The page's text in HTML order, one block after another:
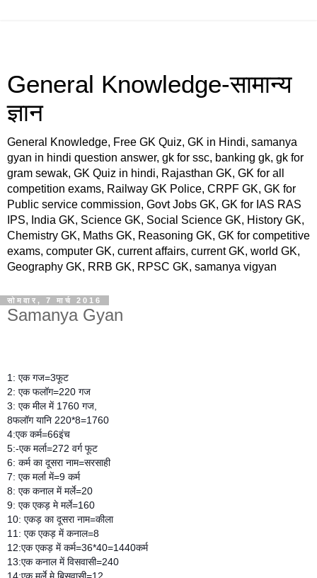
General Knowledge-सामान्य
ज्ञान
General Knowledge, Free GK Quiz, GK in Hindi, samanya
gyan in hindi question answer, gk for ssc, banking gk, gk for
gram sewak, GK Quiz in hindi, Rajasthan GK, GK for all
competition exams, Railway GK Police, CRPF GK, GK for
Public service commission, Govt Jobs GK, GK for IAS RAS
IPS, India GK, Science GK, Social Science GK, History GK,
Chemistry GK, Maths GK, Reasoning GK, GK for competitive
exams, computer GK, current affairs, current GK, world GK,
Geography GK, RRB GK, RPSC GK, samanya vigyan
सोमवार, 7 मार्च 2016
Samanya Gyan
1: एक गज=3फूट
2: एक फलॉग=220 गज
3: एक मील में 1760 गज,
8फलॉग यानि 220*8=1760
4:एक कर्म=66इंच
5:-एक मर्ला=272 वर्ग फूट
6: कर्म का दूसरा नाम=सरसाही
7: एक मर्ला में=9 कर्म
8: एक कनाल में मर्ले=20
9: एक एकड़ मे मर्ले=160
10: एकड़ का दूसरा नाम=कीला
11: एक एकड़ में कनाल=8
12:एक एकड़ में कर्म=36*40=1440कर्म
13:एक कनाल में विसवासी=240
14:एक मर्ले मे बिसवासी=12